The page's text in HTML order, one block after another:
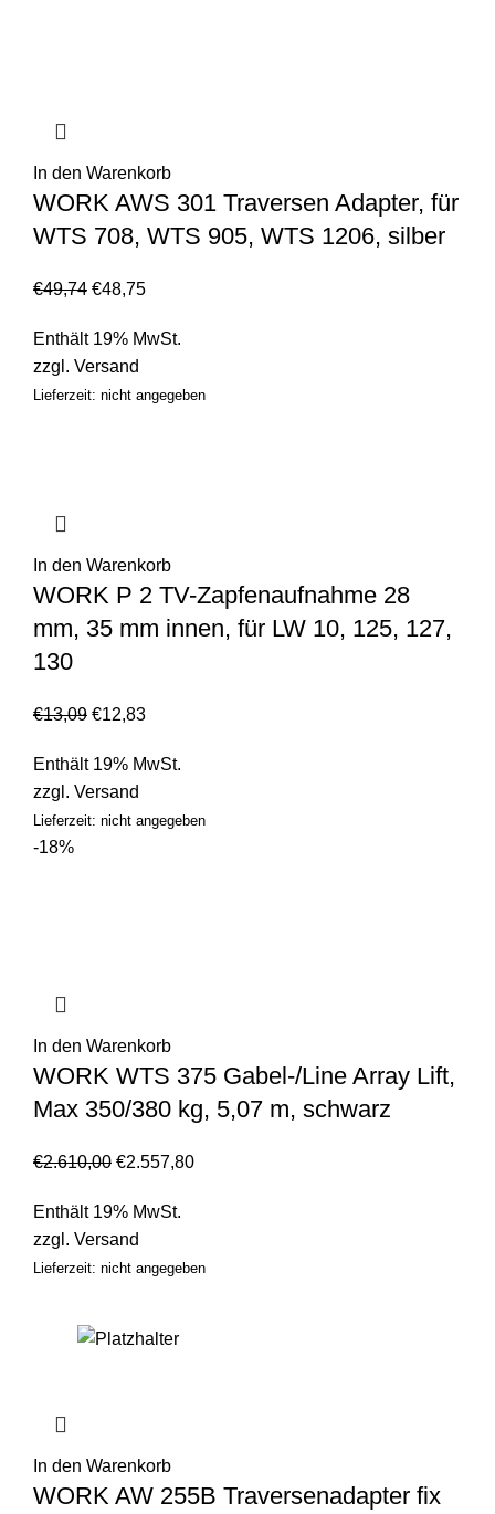
In den Warenkorb
WORK AWS 301 Traversen Adapter, für
WTS 708, WTS 905, WTS 1206, silber
€49,74 €48,75
Enthält 19% MwSt.
zzgl. Versand
Lieferzeit: nicht angegeben
In den Warenkorb
WORK P 2 TV-Zapfenaufnahme 28
mm, 35 mm innen, für LW 10, 125, 127,
130
€13,09 €12,83
Enthält 19% MwSt.
zzgl. Versand
Lieferzeit: nicht angegeben
-18%
In den Warenkorb
WORK WTS 375 Gabel-/Line Array Lift,
Max 350/380 kg, 5,07 m, schwarz
€2.610,00 €2.557,80
Enthält 19% MwSt.
zzgl. Versand
Lieferzeit: nicht angegeben
In den Warenkorb
WORK AW 255B Traversenadapter fix